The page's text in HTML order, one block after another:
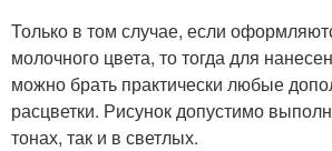
Только в том случае, если
молочного цвета, то тогда для
можно брать практически любые
расцветки. Рисунок допустимо
тонах, так и в светлых.